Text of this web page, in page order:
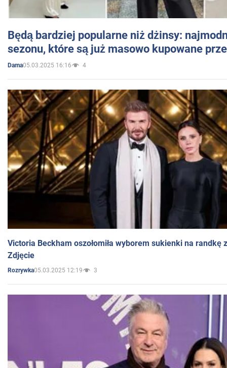
Będą bardziej popularne niż dżinsy:
sezonu, które są już masowo kupowane
Dama05.03.2025 16:16 4
Victoria Beckham oszołomiła wyborem sukienki na randkę
Zdjęcie
Rozrywka05.03.2025 12:19 3